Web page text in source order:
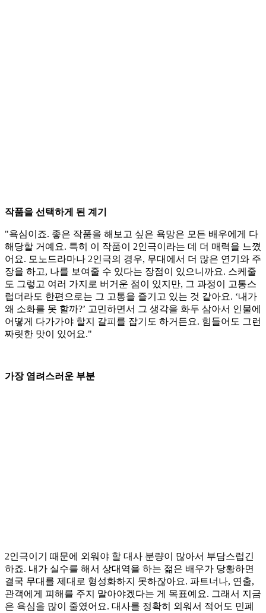
작품을 선택하게 된 계기
"욕심이죠. 좋은 작품을 해보고 싶은 욕망은 모든 배우에게 다
해당할 거예요. 특히 이 작품이 2인극이라는 데 더 매력을 느꼈
어요. 모노드라마나 2인극의 경우, 무대에서 더 많은 연기와 주
장을 하고, 나를 보여줄 수 있다는 장점이 있으니까요. 스케줄
도 그렇고 여러 가지로 버거운 점이 있지만, 그 과정이 고통스
럽더라도 한편으로는 그 고통을 즐기고 있는 것 같아요. ‘내가
왜 소화를 못 할까?’ 고민하면서 그 생각을 화두 삼아서 인물에
어떻게 다가가야 할지 갈피를 잡기도 하거든요. 힘들어도 그런
짜릿한 맛이 있어요."
가장 염려스러운 부분
2인극이기 때문에 외워야 할 대사 분량이 많아서 부담스럽긴
하죠. 내가 실수를 해서 상대역을 하는 젊은 배우가 당황하면
결국 무대를 제대로 형성화하지 못하잖아요. 파트너나, 연출,
관객에게 피해를 주지 말아야겠다는 게 목표예요. 그래서 지금
은 욕심을 많이 줄였어요. 대사를 정확히 외워서 적어도 민폐